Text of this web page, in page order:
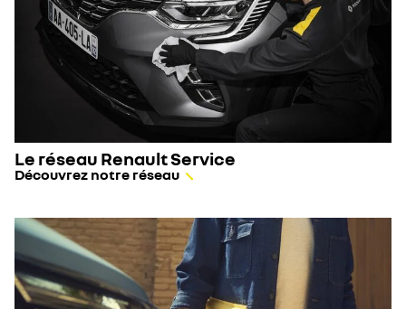
Le réseau Renault Service
Découvrez notre réseau